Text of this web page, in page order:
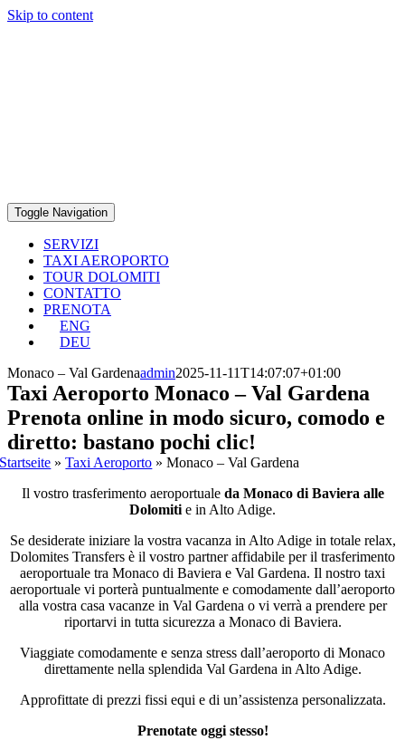
Skip to content
Toggle Navigation
SERVIZI
TAXI AEROPORTO
TOUR DOLOMITI
CONTATTO
PRENOTA
ENG
DEU
Monaco – Val Gardenaadmin2025-11-11T14:07:07+01:00
Taxi Aeroporto Monaco – Val Gardena
Prenota online in modo sicuro, comodo e
diretto: bastano pochi clic!
Startseite »Taxi Aeroporto »Monaco – Val Gardena
Il vostro trasferimento aeroportuale da Monaco di Baviera alle
Dolomiti e in Alto Adige.
Se desiderate iniziare la vostra vacanza in Alto Adige in totale relax,
Dolomites Transfers è il vostro partner affidabile per il trasferimento
aeroportuale tra Monaco di Baviera e Val Gardena. Il nostro taxi
aeroportuale vi porterà puntualmente e comodamente dall’aeroporto
alla vostra casa vacanze in Val Gardena o vi verrà a prendere per
riportarvi in tutta sicurezza a Monaco di Baviera.
Viaggiate comodamente e senza stress dall’aeroporto di Monaco
direttamente nella splendida Val Gardena in Alto Adige.
Approfittate di prezzi fissi equi e di un’assistenza personalizzata.
Prenotate oggi stesso!